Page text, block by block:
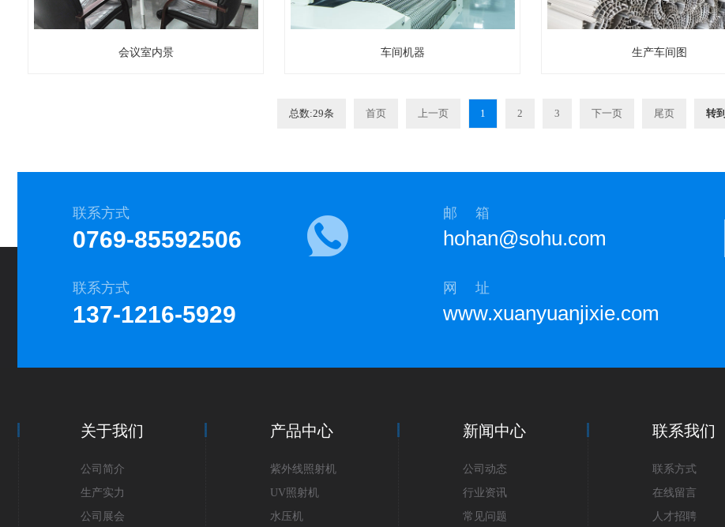
会议室内景 车间机器 生产车间图
总数:29条 首页 上一页 1 2 3 下一页 尾页 转到
联系方式
0769-85592506
联系方式
137-1216-5929
邮 箱
hohan@sohu.com
网 址
www.xuanyuanjixie.com
关于我们
公司简介
生产实力
公司展会
产品中心
紫外线照射机
UV照射机
水压机
新闻中心
公司动态
行业资讯
常见问题
联系我们
联系方式
在线留言
人才招聘
手机二维码